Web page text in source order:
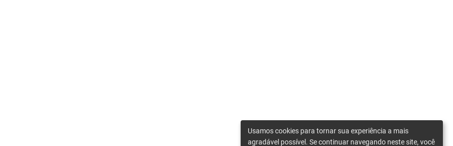
Usamos cookies para tornar sua experiência a mais
agradável possível. Se continuar navegando neste site, você